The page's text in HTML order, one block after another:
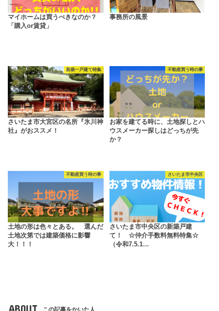
マイホームは買うべきなのか？
「購入or賃貸」
事務所の風景
新築一戸建て特集
さいたま市大宮区の名所『氷川神
社』がおススメ！
不動産買う時の事
お家を建てる時に、土地探しとハ
ウスメーカー探しはどっちが先
か？
不動産買う時の事
土地の形は色々とある。 選んだ
土地次第では建築価格に影響
大！！！
さいたま市中央区
さいたま市中央区の新築戸建
て！ ☆仲介手数料無料特集☆
（令和7.5.1…
ABOUT